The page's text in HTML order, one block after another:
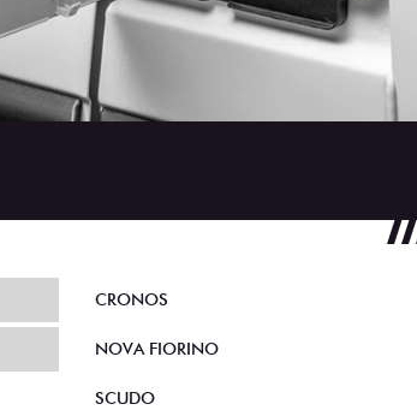
CRONOS
NOVA FIORINO
SCUDO